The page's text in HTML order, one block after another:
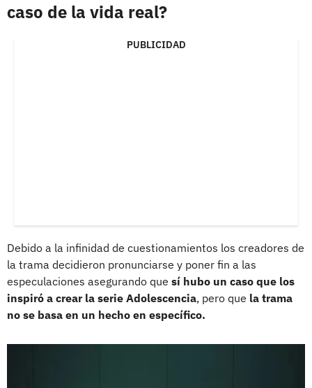
caso de la vida real?
PUBLICIDAD
Debido a la infinidad de cuestionamientos los creadores de
la trama decidieron pronunciarse y poner fin a las
especulaciones asegurando que sí hubo un caso que los
inspiró a crear la serie Adolescencia, pero que la trama
no se basa en un hecho en específico.